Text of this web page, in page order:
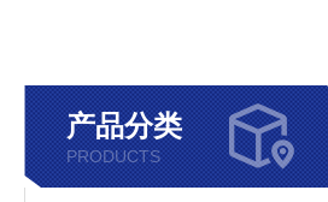
产品分类
PRODUCTS